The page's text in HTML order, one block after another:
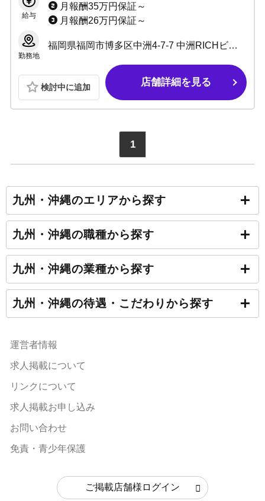
給与
月報酬35万円保証～
月報酬26万円保証～
勤務地
福岡県福岡市博多区中洲4-7-7 中洲RICHビル4F
検討中に追加 店舗詳細を見る
1
九州・沖縄のエリアから探す
九州・沖縄の職種から探す
九州・沖縄の業種から探す
九州・沖縄の待遇・こだわりから探す
運営者情報
求人掲載について
リンクについて
求人掲載お申し込み
お問い合わせ
免責・青少年保護
ご掲載店舗様ログイン